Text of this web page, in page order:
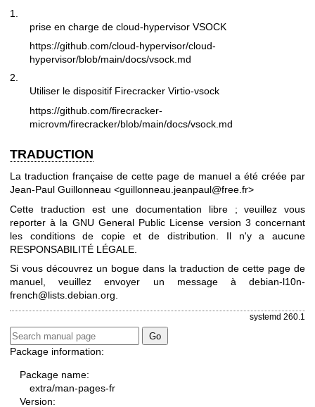
1.
prise en charge de cloud-hypervisor VSOCK
https://github.com/cloud-hypervisor/cloud-
hypervisor/blob/main/docs/vsock.md
2.
Utiliser le dispositif Firecracker Virtio-vsock
https://github.com/firecracker-
microvm/firecracker/blob/main/docs/vsock.md
TRADUCTION
La traduction française de cette page de manuel a été créée par
Jean-Paul Guillonneau <guillonneau.jeanpaul@free.fr>
Cette traduction est une documentation libre ; veuillez vous
reporter à la GNU General Public License version 3 concernant
les conditions de copie et de distribution. Il n'y a aucune
RESPONSABILITÉ LÉGALE.
Si vous découvrez un bogue dans la traduction de cette page de
manuel, veuillez envoyer un message à debian-l10n-
french@lists.debian.org
systemd 260.1
Package information:
Package name:
extra/man-pages-fr
Version: